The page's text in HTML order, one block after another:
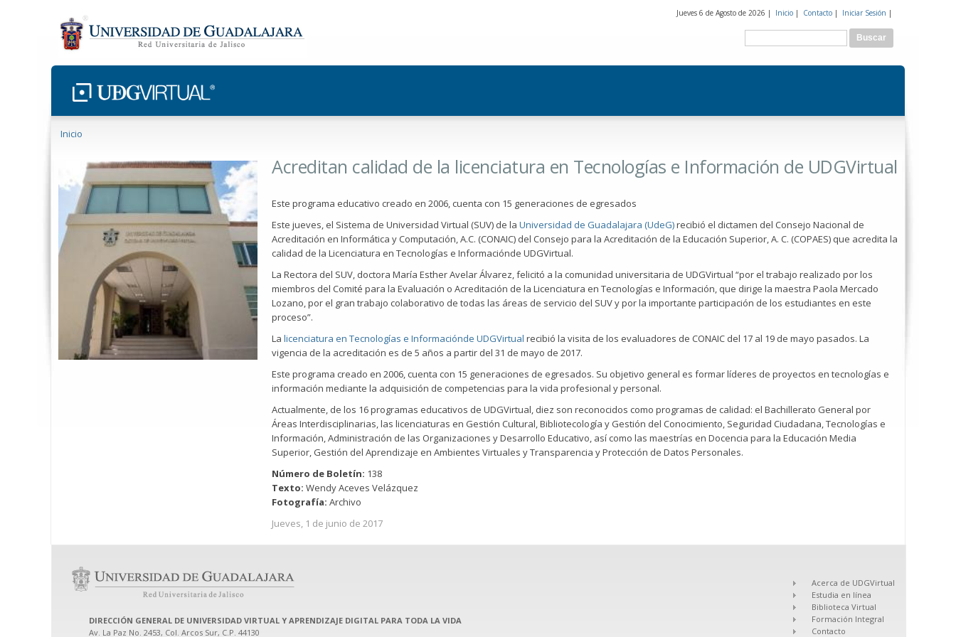
Jueves 6 de Agosto de 2026 | Inicio | Contacto | Iniciar Sesión |
Formulario de búsqueda
Inicio
Acreditan calidad de la licenciatura en Tecnologías e Información de UDGVirtual
Este programa educativo creado en 2006, cuenta con 15 generaciones de egresados
Este jueves, el Sistema de Universidad Virtual (SUV) de la Universidad de Guadalajara (UdeG)recibió el dictamen del Consejo Nacional de
Acreditación en Informática y Computación, A.C. (CONAIC) del Consejo para la Acreditación de la Educación Superior, A. C. (COPAES) que acredita la
calidad de la Licenciatura en Tecnologías e Informaciónde UDGVirtual.
La Rectora del SUV, doctora María Esther Avelar Álvarez, felicitó a la comunidad universitaria de UDGVirtual “por el trabajo realizado por los
miembros del Comité para la Evaluación o Acreditación de la Licenciatura en Tecnologías e Información, que dirige la maestra Paola Mercado
Lozano, por el gran trabajo colaborativo de todas las áreas de servicio del SUV y por la importante participación de los estudiantes en este
proceso”.
La licenciatura en Tecnologías e Informaciónde UDGVirtual recibió la visita de los evaluadores de CONAIC del 17 al 19 de mayo pasados. La
vigencia de la acreditación es de 5 años a partir del 31 de mayo de 2017.
Este programa creado en 2006, cuenta con 15 generaciones de egresados. Su objetivo general es formar líderes de proyectos en tecnologías e
información mediante la adquisición de competencias para la vida profesional y personal.
Actualmente, de los 16 programas educativos de UDGVirtual, diez son reconocidos como programas de calidad: el Bachillerato General por
Áreas Interdisciplinarias, las licenciaturas en Gestión Cultural, Bibliotecología y Gestión del Conocimiento, Seguridad Ciudadana, Tecnologías e
Información, Administración de las Organizaciones y Desarrollo Educativo, así como las maestrías en Docencia para la Educación Media
Superior, Gestión del Aprendizaje en Ambientes Virtuales y Transparencia y Protección de Datos Personales.
Número de Boletín: 138
Texto: Wendy Aceves Velázquez
Fotografía: Archivo
Jueves, 1 de junio de 2017
DIRECCIÓN GENERAL DE UNIVERSIDAD VIRTUAL Y APRENDIZAJE DIGITAL PARA TODA LA VIDA
Av. La Paz No. 2453, Col. Arcos Sur, C.P. 44130
Acerca de UDGVirtual
Estudia en línea
Biblioteca Virtual
Formación Integral
Contacto